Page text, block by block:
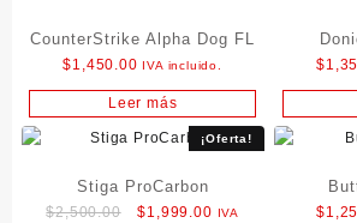
CounterStrike Alpha Dog FL
$1,450.00 IVA incluido.
Leer más
$
¡Oferta!
Stiga ProCarbon
$2,500.00
Original
$1,999.00Current
IVA
$